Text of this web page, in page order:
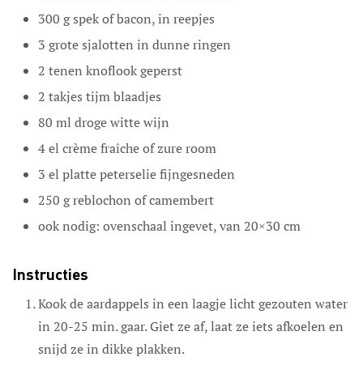
300 gspekof bacon, in reepjes
3 grote sjalotten in dunne ringen
2 tenen knoflookgeperst
2 takjes tijmblaadjes
80 ml droge witte wijn
4el crème fraîcheof zure room
3 el platte peterseliefijngesneden
250 greblochon of camembert
ook nodig: ovenschaal ingevet, van 20×30 cm
Instructies
Kook de aardappels in een laagje licht gezouten water
in 20-25 min. gaar. Giet ze af, laat ze iets afkoelen en
snijd ze in dikke plakken.